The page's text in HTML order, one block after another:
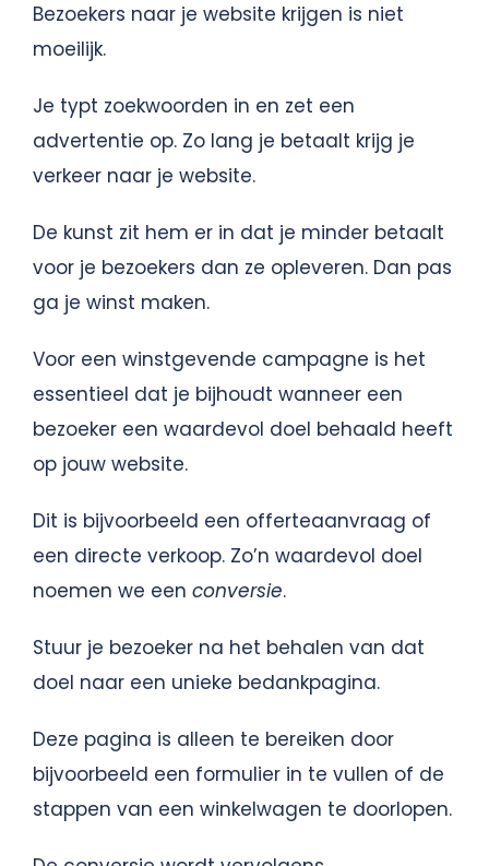
Bezoekers naar je website krijgen is niet
moeilijk.
Je typt zoekwoorden in en zet een
advertentie op. Zo lang je betaalt krijg je
verkeer naar je website.
De kunst zit hem er in dat je minder betaalt
voor je bezoekers dan ze opleveren. Dan pas
ga je winst maken.
Voor een winstgevende campagne is het
essentieel dat je bijhoudt wanneer een
bezoeker een waardevol doel behaald heeft
op jouw website.
Dit is bijvoorbeeld een offerteaanvraag of
een directe verkoop. Zo’n waardevol doel
noemen we een conversie.
Stuur je bezoeker na het behalen van dat
doel naar een unieke bedankpagina.
Deze pagina is alleen te bereiken door
bijvoorbeeld een formulier in te vullen of de
stappen van een winkelwagen te doorlopen.